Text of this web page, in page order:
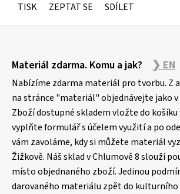
TISK ZEPTAT SE SDÍLET
Materiál zdarma. Komu a jak? ❯ EN
Nabízíme zdarma materiál pro tvorbu. Z
na stránce "materiál" objednávejte jako v
Zboží dostupné skladem vložte do košíku
vyplňte formulář s účelem využití a po
vám zavoláme, kdy si můžete materiál
Žižkově. Náš sklad v Chlumově 8 slouží
místo objednaného zboží. Jedinou
darovaného materiálu zpět do kulturního